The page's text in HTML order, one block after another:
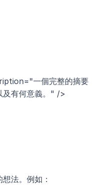
一個完整的摘要
及有何意義。" />
法。例如：